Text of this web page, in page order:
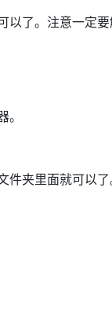
了。注意一定要
夹里面就可以了